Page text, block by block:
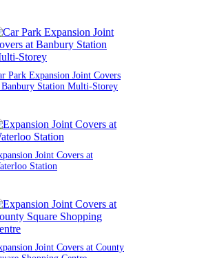
Park Expansion Joint Covers
Banbury Station Multi-Storey
Joint Covers at
Station
Joint Covers at County